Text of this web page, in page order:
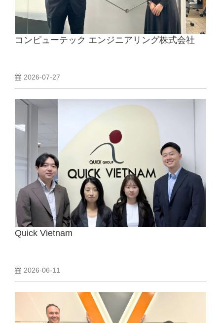
コンピューテック エンジニアリング株式会社
2026-07-27
Quick Vietnam
2026-06-11